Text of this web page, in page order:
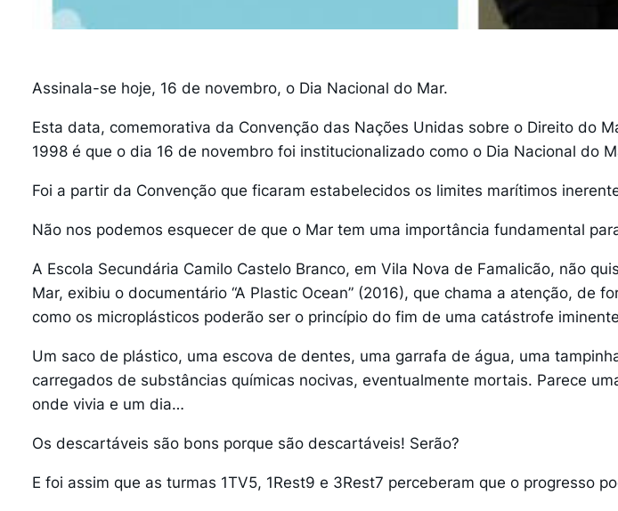
Assinala-se hoje, 16 de novembro, o Dia Nacional do Mar.
Esta data, comemorativa da Convenção das Nações Unidas sobre o Direito do
1998 é que o dia 16 de novembro foi institucionalizado como o Dia Nacional do
Foi a partir da Convenção que ficaram estabelecidos os limites marítimos
Não nos podemos esquecer de que o Mar tem uma importância fundamental
A Escola Secundária Camilo Castelo Branco, em Vila Nova de Famalicão, não
Mar, exibiu o documentário “A Plastic Ocean” (2016), que chama a atenção,
como os microplásticos poderão ser o princípio do fim de uma catástrofe
Um saco de plástico, uma escova de dentes, uma garrafa de água, uma
carregados de substâncias químicas nocivas, eventualmente mortais. Parece
onde vivia e um dia…
Os descartáveis são bons porque são descartáveis! Serão?
E foi assim que as turmas 1TV5, 1Rest9 e 3Rest7 perceberam que o progresso